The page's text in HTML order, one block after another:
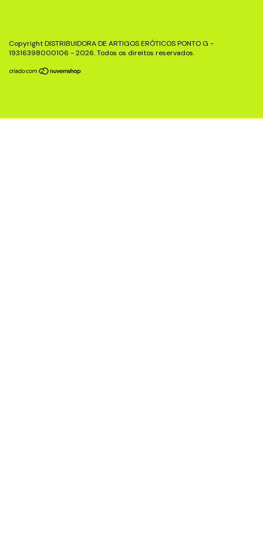
Copyright DISTRIBUIDORA DE ARTIGOS ERÓTICOS PONTO G -
19316398000106 - 2026. Todos os direitos reservados.